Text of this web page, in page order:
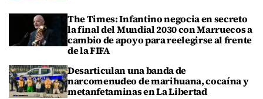
The Times: Infantino negocia en secreto
la final del Mundial 2030 con Marruecos a
cambio de apoyo para reelegirse al frente
de la FIFA
Desarticulan una banda de
narcomenudeo de marihuana, cocaína y
metanfetaminas en La Libertad